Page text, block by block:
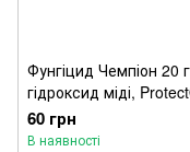
Фунгіцид Чемпіон 20
гідроксид міді,
60 грн
В наявності